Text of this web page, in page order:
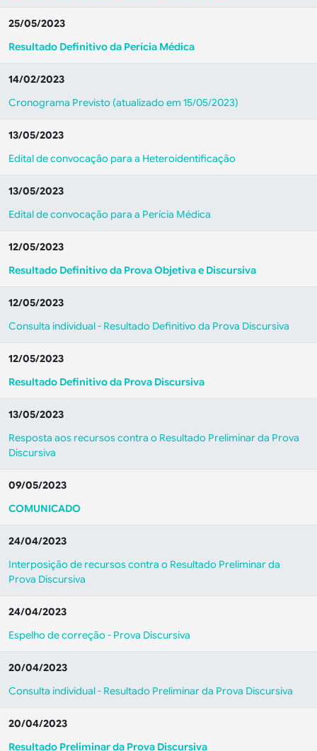
25/05/2023
Resultado Definitivo da Perícia Médica
14/02/2023
Cronograma Previsto (atualizado em 15/05/2023)
13/05/2023
Edital de convocação para a Heteroidentificação
13/05/2023
Edital de convocação para a Perícia Médica
12/05/2023
Resultado Definitivo da Prova Objetiva e Discursiva
12/05/2023
Consulta individual - Resultado Definitivo da Prova Discursiva
12/05/2023
Resultado Definitivo da Prova Discursiva
13/05/2023
Resposta aos recursos contra o Resultado Preliminar da Prova
Discursiva
09/05/2023
COMUNICADO
24/04/2023
Interposição de recursos contra o Resultado Preliminar da
Prova Discursiva
24/04/2023
Espelho de correção - Prova Discursiva
20/04/2023
Consulta individual - Resultado Preliminar da Prova Discursiva
20/04/2023
Resultado Preliminar da Prova Discursiva